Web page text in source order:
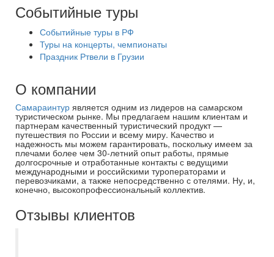
Событийные туры
Событийные туры в РФ
Туры на концерты, чемпионаты
Праздник Ртвели в Грузии
О компании
Самараинтур является одним из лидеров на самарском
туристическом рынке. Мы предлагаем нашим клиентам и
партнерам качественный туристический продукт —
путешествия по России и всему миру. Качество и
надежность мы можем гарантировать, поскольку имеем за
плечами более чем 30-летний опыт работы, прямые
долгосрочные и отработанные контакты с ведущими
международными и российскими туроператорами и
перевозчиками, а также непосредственно с отелями. Ну, и,
конечно, высокопрофессиональный коллектив.
Отзывы клиентов